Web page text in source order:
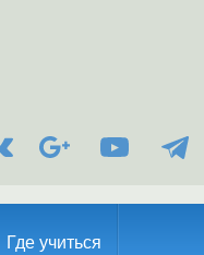
Где учиться